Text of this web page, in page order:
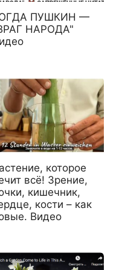
ПУШКИН —
НАРОДА"
которое
всё! Зрение,
кишечник,
кости – как
Видео